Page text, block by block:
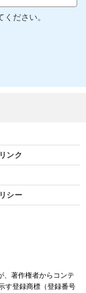
ださい。
ンク
シー
、著作権者からコンテ
す登録商標（登録番号